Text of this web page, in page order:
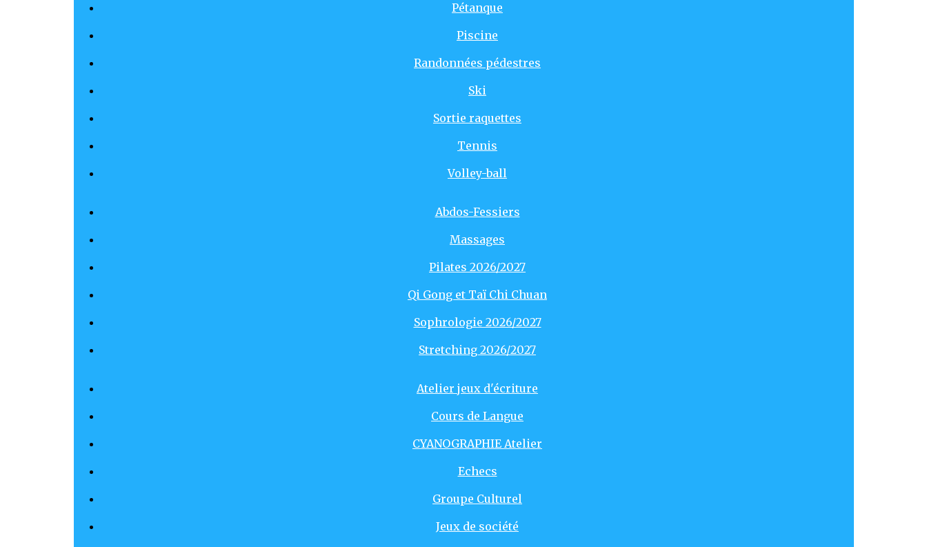
Pétanque
Piscine
Randonnées pédestres
Ski
Sortie raquettes
Tennis
Volley-ball
Abdos-Fessiers
Massages
Pilates 2026/2027
Qi Gong et Taï Chi Chuan
Sophrologie 2026/2027
Stretching 2026/2027
Atelier jeux d'écriture
Cours de Langue
CYANOGRAPHIE Atelier
Echecs
Groupe Culturel
Jeux de société